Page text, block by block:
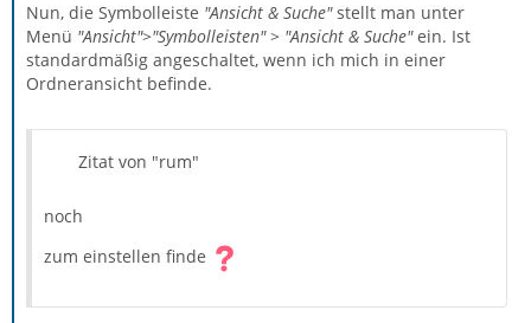
Nun, die Symbolleiste "Ansicht & Suche"stellt man unter
Menü "Ansicht">"Symbolleisten"> "Ansicht & Suche"ein. Ist
standardmäßig angeschaltet, wenn ich mich in einer
Ordneransicht befinde.
Zitat von "rum"
noch
zum einstellen finde